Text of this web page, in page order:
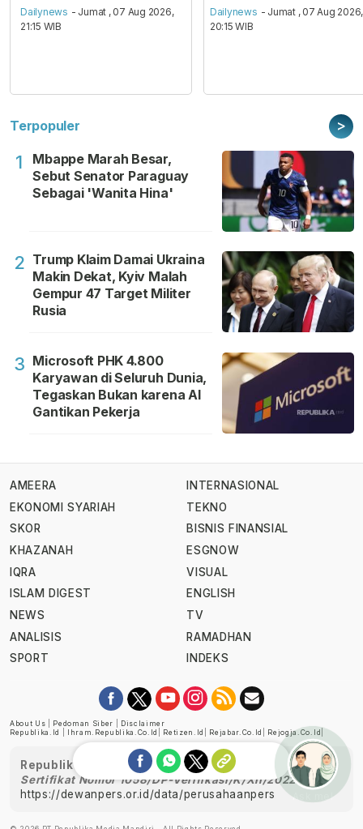
Dailynews - Jumat , 07 Aug 2026,
21:15 WIB
Dailynews - Jumat , 07 Aug 2026,
20:15 WIB
Terpopuler >
1
Mbappe Marah Besar,
Sebut Senator Paraguay
Sebagai 'Wanita Hina'
2 Trump Klaim Damai Ukraina
Makin Dekat, Kyiv Malah
Gempur 47 Target Militer
Rusia
3 Microsoft PHK 4.800
Karyawan di Seluruh Dunia,
Tegaskan Bukan karena AI
Gantikan Pekerja
AMEERA
EKONOMI SYARIAH
SKOR
KHAZANAH
IQRA
ISLAM DIGEST
NEWS
ANALISIS
SPORT
INTERNASIONAL
TEKNO
BISNIS FINANSIAL
ESGNOW
VISUAL
ENGLISH
TV
RAMADHAN
INDEKS
About Us Pedoman Siber
Disclaimer
Republika.id
Ihram.republika.co.id Retizen.id Rejabar.co.id Rejogja.co.id
Republika telah diverifikasi oleh Dewan Pers
Sertifikat Nomor 1058/DP-Verifikasi/K/XII/2022
https://dewanpers.or.id/data/perusahaanpers
Ask me!